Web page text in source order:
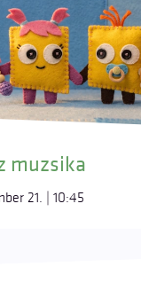
muzsika
21. | 10:45